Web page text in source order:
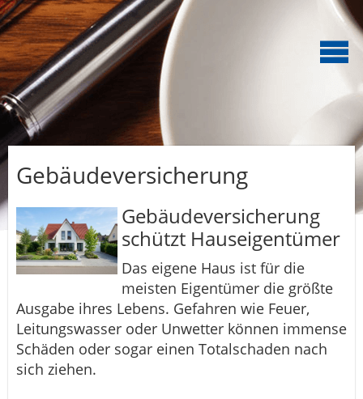
Gebäudeversicherung
Gebäudeversicherung
schützt Hauseigentümer
Das eigene Haus ist für die
meisten Eigentümer die größte
Ausgabe ihres Lebens. Gefahren wie Feuer,
Leitungswasser oder Unwetter können immense
Schäden oder sogar einen Totalschaden nach
sich ziehen.